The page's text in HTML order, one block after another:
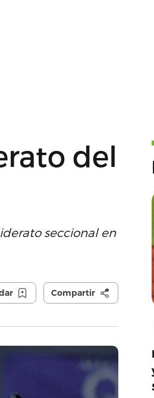
del
seccional en
Compartir